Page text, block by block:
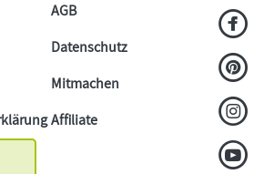
AGB
Datenschutz
Mitmachen
Affiliate